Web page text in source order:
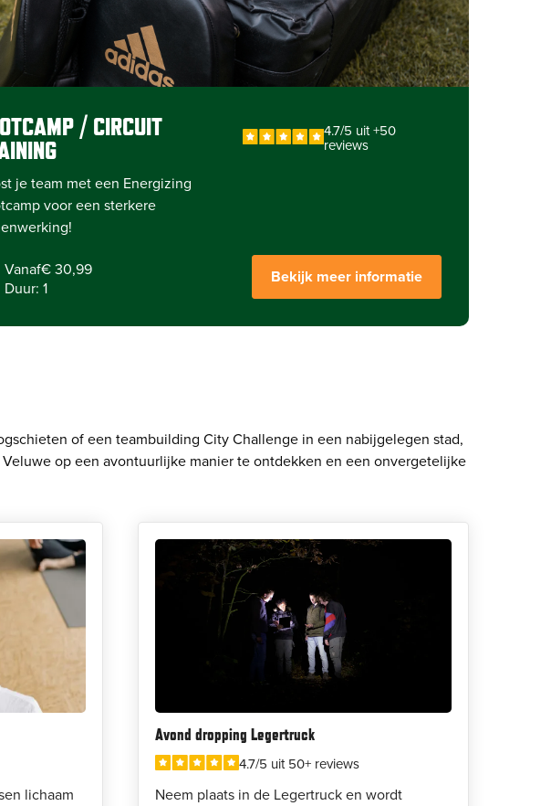
/ CIRCUIT
4.7/5 uit +50
reviews
je team met een Energizing
voor een sterkere
Vanaf€ 30,99
Duur: 1
Bekijk meer informatie
of een teambuilding City Challenge in een nabijgelegen stad,
op een avontuurlijke manier te ontdekken en een onvergetelijke
lichaam
Avond dropping Legertruck
4.7/5 uit 50+ reviews
Neem plaats in de Legertruck en wordt